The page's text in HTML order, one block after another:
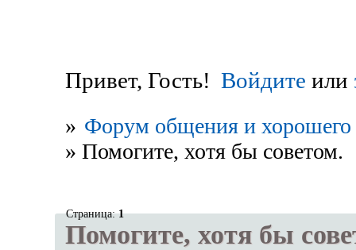
Привет, Гость! Войдите или
» Форум общения и хорошего
» Помогите, хотя бы советом.
Помогите, хотя бы
Страница:1